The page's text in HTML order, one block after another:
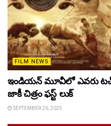
FILM NEWS
ఇండియన్ మూవీలో ఎవరు
జాకీ చిత్రం ఫస్ట్ లుక్
SEPTEMBER 26, 2025